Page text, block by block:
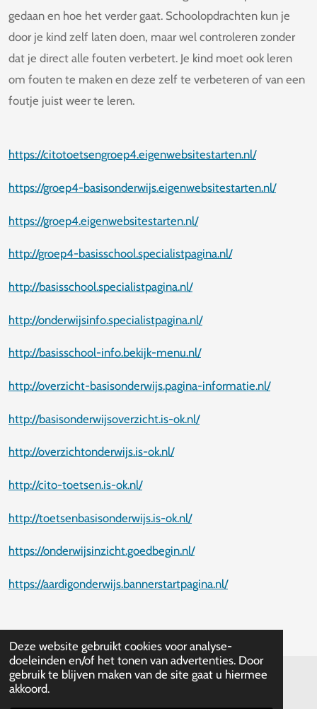
Deze website gebruikt cookies voor analyse-
doeleinden en/of het tonen van advertenties. Door
gebruik te blijven maken van de site gaat u hiermee
akkoord.
gedaan en hoe het verder gaat. Schoolopdrachten kun je
door je kind zelf laten doen, maar wel controleren zonder
dat je direct alle fouten verbetert. Je kind moet ook leren
om fouten te maken en deze zelf te verbeteren of van een
foutje juist weer te leren.
https://citotoetsengroep4.eigenwebsitestarten.nl/
https://groep4-basisonderwijs.eigenwebsitestarten.nl/
https://groep4.eigenwebsitestarten.nl/
http://groep4-basisschool.specialistpagina.nl/
http://basisschool.specialistpagina.nl/
http://onderwijsinfo.specialistpagina.nl/
http://basisschool-info.bekijk-menu.nl/
http://overzicht-basisonderwijs.pagina-informatie.nl/
http://basisonderwijsoverzicht.is-ok.nl/
http://overzichtonderwijs.is-ok.nl/
http://cito-toetsen.is-ok.nl/
http://toetsenbasisonderwijs.is-ok.nl/
https://onderwijsinzicht.goedbegin.nl/
https://aardigonderwijs.bannerstartpagina.nl/
© 2020 - 2026 Nederlandsonderwijs